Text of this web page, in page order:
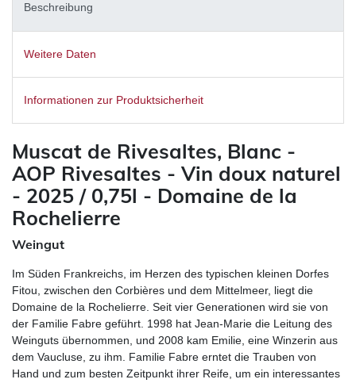
Beschreibung
Weitere Daten
Informationen zur Produktsicherheit
Muscat de Rivesaltes, Blanc -
AOP Rivesaltes - Vin doux naturel
- 2025 / 0,75l - Domaine de la
Rochelierre
Weingut
Im Süden Frankreichs, im Herzen des typischen kleinen Dorfes
Fitou, zwischen den Corbières und dem Mittelmeer, liegt die
Domaine de la Rochelierre. Seit vier Generationen wird sie von
der Familie Fabre geführt. 1998 hat Jean-Marie die Leitung des
Weinguts übernommen, und 2008 kam Emilie, eine Winzerin aus
dem Vaucluse, zu ihm. Familie Fabre erntet die Trauben von
Hand und zum besten Zeitpunkt ihrer Reife, um ein interessantes